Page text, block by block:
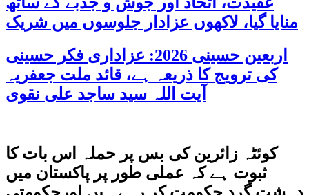
منایا گیا، لاکھوں عزادار جلوسوں میں شریک
اربعین حسینی 2026: عزاداری فکر حسینی
کی ترویج کا ذریعہ ہے، قائد ملت جعفریہ
آیت اللہ سید ساجد علی نقوی
کوئٹہ زائرین کی بس پر حملہ اس بات کا
ثبوت ہے کہ عملی طور پر پاکستان میں